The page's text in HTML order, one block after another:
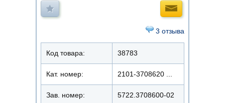
3 отзыва
Код товара: 38783
Кат. номер: 2101-3708620 ...
Зав. номер: 5722.3708600-02